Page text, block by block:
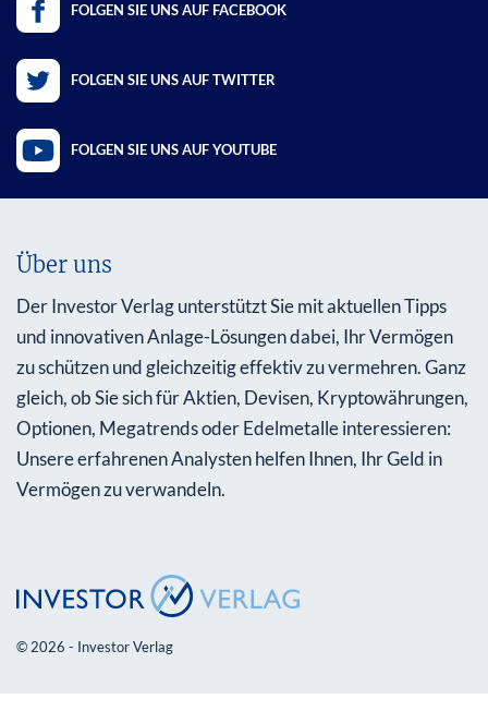
FOLGEN SIE UNS AUF FACEBOOK
FOLGEN SIE UNS AUF TWITTER
FOLGEN SIE UNS AUF YOUTUBE
Über uns
Der Investor Verlag unterstützt Sie mit aktuellen Tipps
und innovativen Anlage-Lösungen dabei, Ihr Vermögen
zu schützen und gleichzeitig effektiv zu vermehren. Ganz
gleich, ob Sie sich für Aktien, Devisen, Kryptowährungen,
Optionen, Megatrends oder Edelmetalle interessieren:
Unsere erfahrenen Analysten helfen Ihnen, Ihr Geld in
Vermögen zu verwandeln.
© 2026 - Investor Verlag